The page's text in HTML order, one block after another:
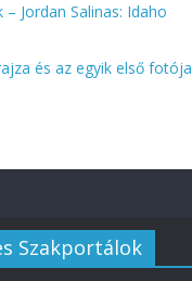
Jordan Salinas: Idaho
és az egyik első fotója
Szakportálok